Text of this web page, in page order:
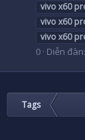
vivox60
vivox60
vivox60
0 Diễn đàn:
Tags